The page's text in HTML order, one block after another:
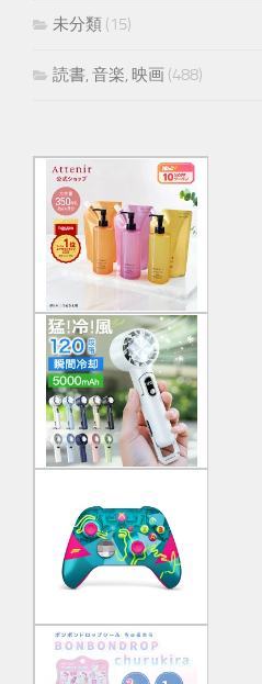
未分類 (15)
読書, 音楽, 映画 (488)